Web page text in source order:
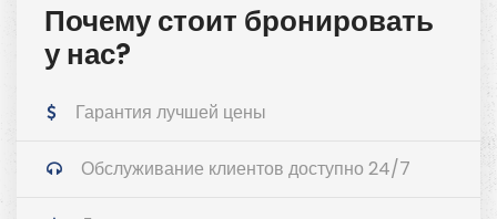
Почему стоит бронировать
у нас?
Гарантия лучшей цены
Обслуживание клиентов доступно 24/7